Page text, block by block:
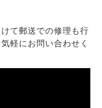
て郵送での修理も行
軽にお問い合わせく